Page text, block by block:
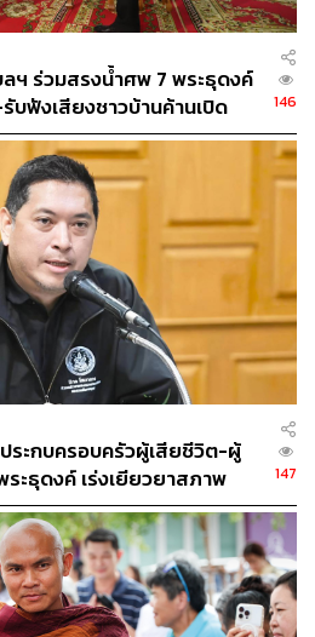
ฯ ร่วมสรงน้ำศพ 7 พระธุดงค์
ฟังเสียงชาวบ้านค้านเปิด
146
ระกบครอบครัวผู้เสียชีวิต-ผู้
ะธุดงค์ เร่งเยียวยาสภาพ
147